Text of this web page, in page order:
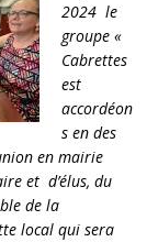
2024 le
groupe «
Cabrettes
est
accordéon
s en des
en mairie
et d’élus, du
de la
local qui sera